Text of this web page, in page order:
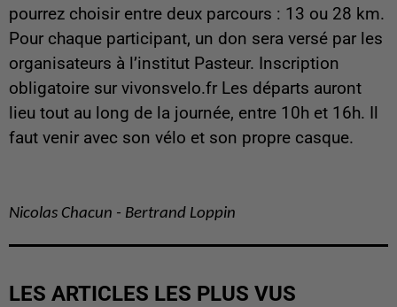
pourrez choisir entre deux parcours : 13 ou 28 km.
Pour chaque participant, un don sera versé par les
organisateurs à l’institut Pasteur. Inscription
obligatoire sur vivonsvelo.fr Les départs auront
lieu tout au long de la journée, entre 10h et 16h. Il
faut venir avec son vélo et son propre casque.
Nicolas Chacun - Bertrand Loppin
LES ARTICLES LES PLUS VUS